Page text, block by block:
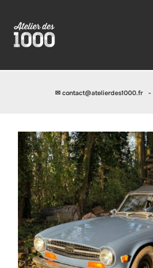
✉ contact@atelierdes1000.fr-